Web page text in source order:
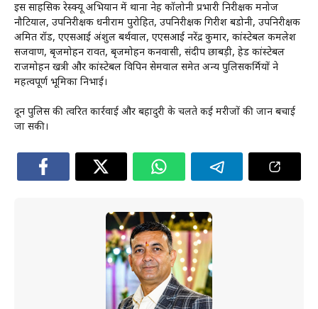
इस साहसिक रेस्क्यू अभियान में थाना नेहरू कॉलोनी प्रभारी निरीक्षक मनोज
नौटियाल, उपनिरीक्षक धनीराम पुरोहित, उपनिरीक्षक गिरीश बडोनी, उपनिरीक्षक
अमित रॉड, एएसआई अंशुल बर्थवाल, एएसआई नरेंद्र कुमार, कांस्टेबल कमलेश
सजवाण, बृजमोहन रावत, बृजमोहन कनवासी, संदीप छाबड़ी, हेड कांस्टेबल
राजमोहन खत्री और कांस्टेबल विपिन सेमवाल समेत अन्य पुलिसकर्मियों ने
महत्वपूर्ण भूमिका निभाई।
दून पुलिस की त्वरित कार्रवाई और बहादुरी के चलते कई मरीजों की जान बचाई
जा सकी।